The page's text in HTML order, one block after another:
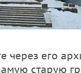
его
старую